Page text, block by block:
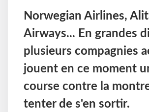
Norwegian Airlines,
Airways... En grandes
plusieurs compagnies
jouent en ce moment
course contre la
tenter de s'en sortir.